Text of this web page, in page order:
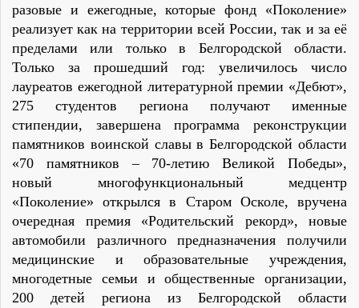
разовые и ежегодные, которые фонд «Поколение»
реализует как на территории всей России, так и за её
пределами или только в Белгородской области.
Только за прошедший год: увеличилось число
лауреатов ежегодной литературной премии «Дебют»,
275 студентов региона получают именные
стипендии, завершена программа реконструкции
памятников воинской славы в Белгородской области
«70 памятников – 70-летию Великой Победы»,
новый многофункциональный медцентр
«Поколение» открылся в Старом Осколе, вручена
очередная премия «Родительский рекорд», новые
автомобили различного предназначения получили
медицинские и образовательные учреждения,
многодетные семьи и общественные организации,
200 детей региона из Белгородской области